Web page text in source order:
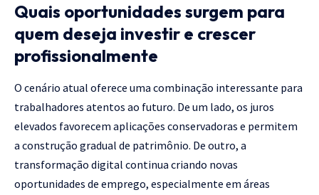
Quais oportunidades surgem para
quem deseja investir e crescer
profissionalmente
O cenário atual oferece uma combinação interessante para
trabalhadores atentos ao futuro. De um lado, os juros
elevados favorecem aplicações conservadoras e permitem
a construção gradual de patrimônio. De outro, a
transformação digital continua criando novas
oportunidades de emprego, especialmente em áreas